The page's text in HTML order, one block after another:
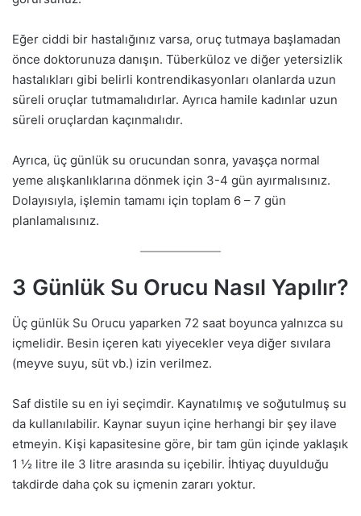
Eğer ciddi bir hastalığınız varsa, oruç tutmaya başlamadan
önce doktorunuza danışın. Tüberküloz ve diğer yetersizlik
hastalıkları gibi belirli kontrendikasyonları olanlarda uzun
süreli oruçlar tutmamalıdırlar. Ayrıca hamile kadınlar uzun
süreli oruçlardan kaçınmalıdır.
Ayrıca, üç günlük su orucundan sonra, yavaşça normal
yeme alışkanlıklarına dönmek için 3-4 gün ayırmalısınız.
Dolayısıyla, işlemin tamamı için toplam 6 – 7 gün
planlamalısınız.
3 Günlük Su Orucu Nasıl Yapılır?
Üç günlük Su Orucu yaparken 72 saat boyunca yalnızca su
içmelidir. Besin içeren katı yiyecekler veya diğer sıvılara
(meyve suyu, süt vb.) izin verilmez.
Saf distile su en iyi seçimdir. Kaynatılmış ve soğutulmuş su
da kullanılabilir. Kaynar suyun içine herhangi bir şey ilave
etmeyin. Kişi kapasitesine göre, bir tam gün içinde yaklaşık
1 ½ litre ile 3 litre arasında su içebilir. İhtiyaç duyulduğu
takdirde daha çok su içmenin zararı yoktur.